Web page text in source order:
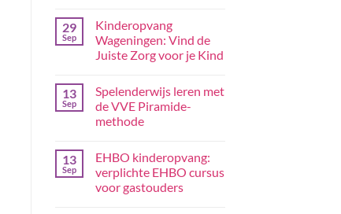
29
Sep
Kinderopvang
Wageningen: Vind de
Juiste Zorg voor je Kind
13
Sep
Spelenderwijs leren met
de VVE Piramide-
methode
13
Sep
EHBO kinderopvang:
verplichte EHBO cursus
voor gastouders